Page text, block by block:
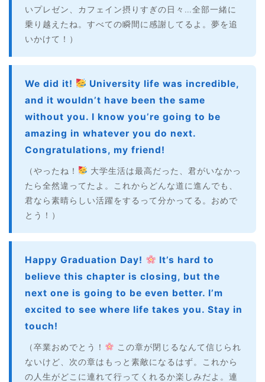
いプレゼン、カフェイン摂りすぎの日々…全部一緒に
乗り越えたね。すべての瞬間に感謝してるよ。夢を追
いかけて！）
We did it!
University life was incredible,
and it wouldn’t have been the same
without you. I know you’re going to be
amazing in whatever you do next.
Congratulations, my friend!
（やったね！
大学生活は最高だった、君がいなかっ
たら全然違ってたよ。これからどんな道に進んでも、
君なら素晴らしい活躍をするって分かってる。おめで
とう！）
Happy Graduation Day!
It’s hard to
believe this chapter is closing, but the
next one is going to be even better. I’m
excited to see where life takes you. Stay in
touch!
（卒業おめでとう！
この章が閉じるなんて信じられ
ないけど、次の章はもっと素敵になるはず。これから
の人生がどこに連れて行ってくれるか楽しみだよ。連